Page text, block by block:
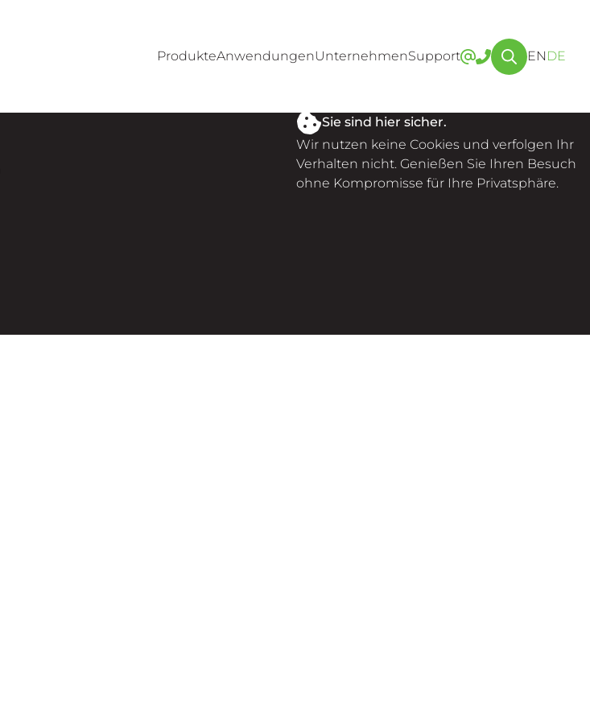
ProdukteAnwendungenUnternehmenSupport EN DE
Sie sind hier sicher.
Wir nutzen keine Cookies und verfolgen Ihr
Verhalten nicht. Genießen Sie Ihren Besuch
ohne Kompromisse für Ihre Privatsphäre.